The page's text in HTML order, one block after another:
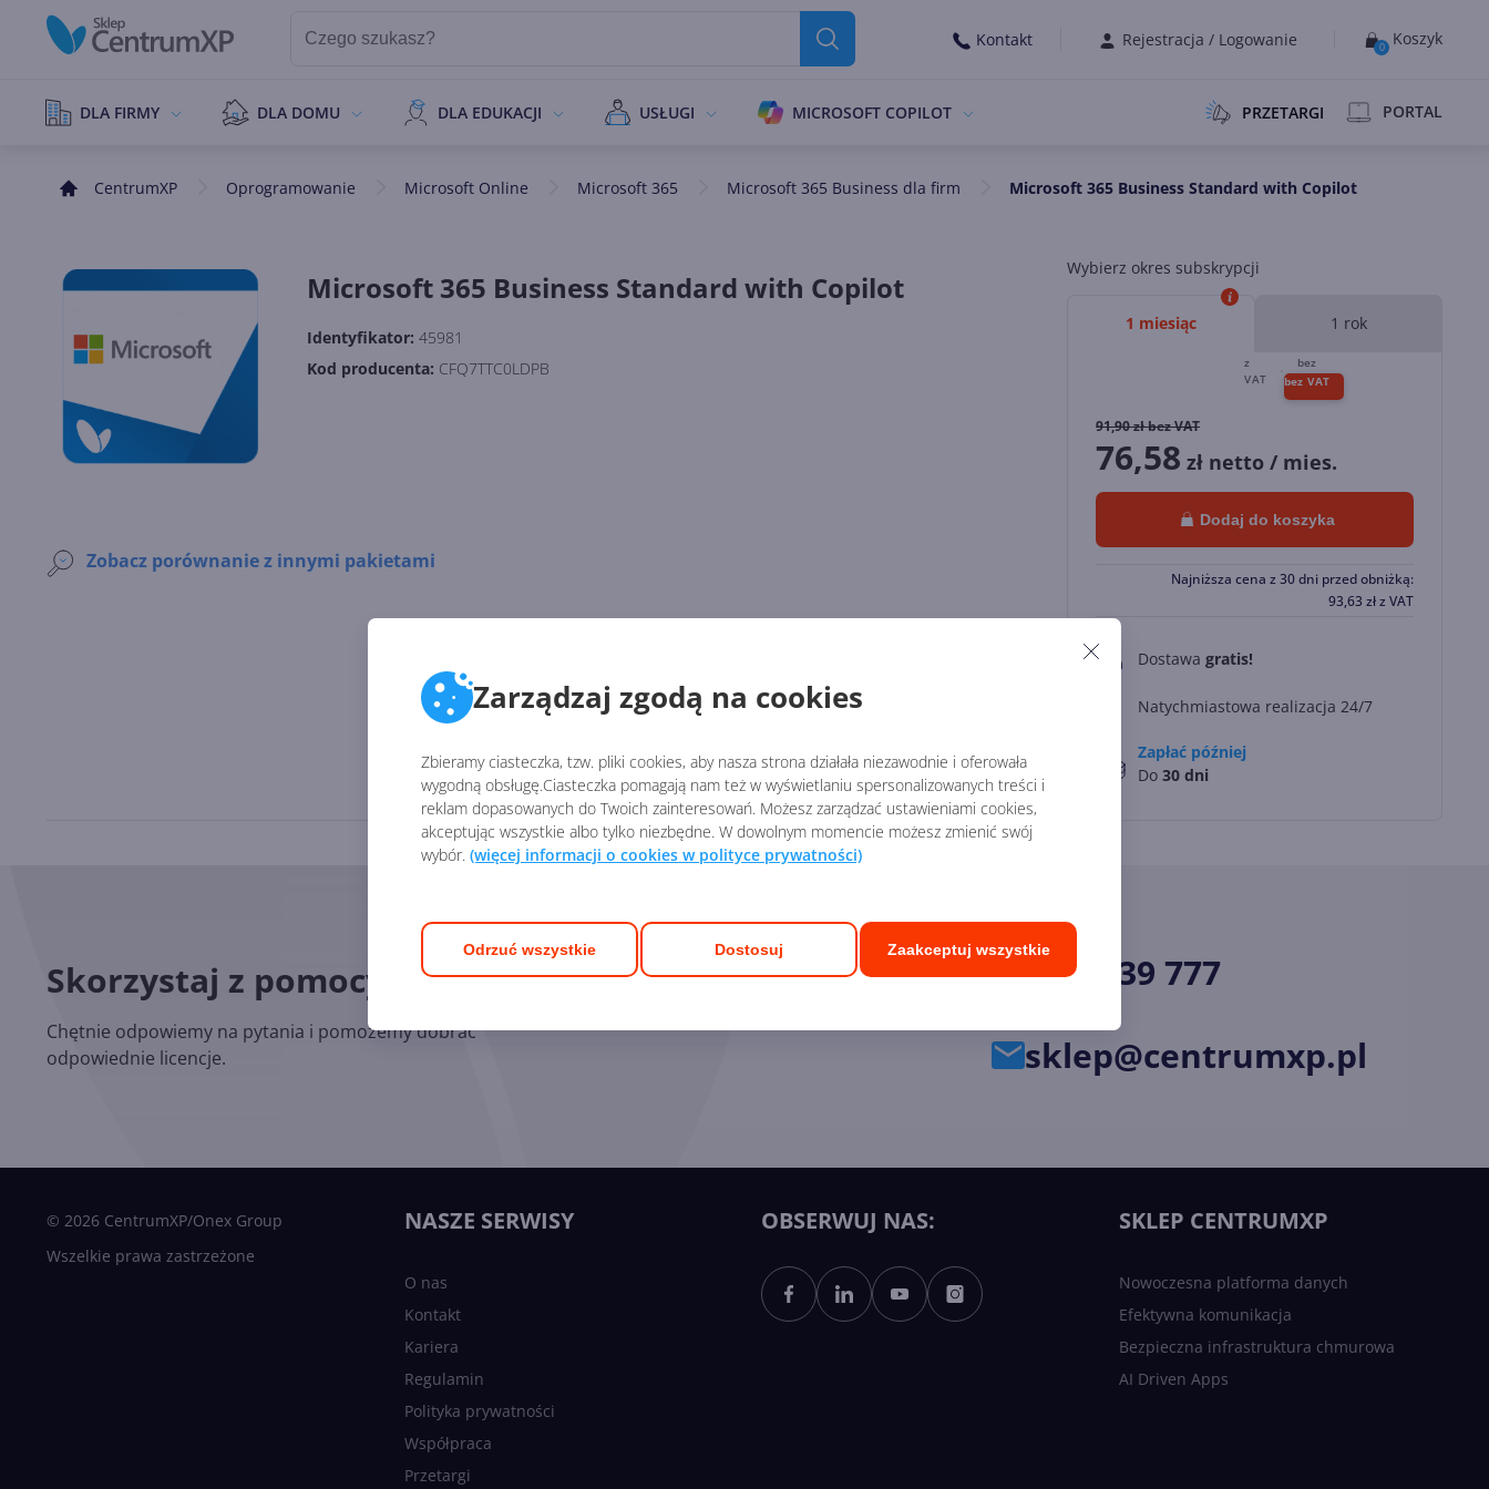
Zarządzaj zgodą na cookies
Zbieramy ciasteczka, tzw. pliki cookies, aby nasza strona działała niezawodnie i oferowała
wygodną obsługę.Ciasteczka pomagają nam też w wyświetlaniu spersonalizowanych treści i
reklam dopasowanych do Twoich zainteresowań. Możesz zarządzać ustawieniami cookies,
akceptując wszystkie albo tylko niezbędne. W dowolnym momencie możesz zmienić swój
wybór. (więcej informacji o cookies w polityce prywatności)
Odrzuć wszystkie Dostosuj Zaakceptuj wszystkie
Kontakt Rejestracja / Logowanie 0 Koszyk
DLA FIRMY DLA DOMU DLA EDUKACJI USŁUGI MICROSOFT COPILOT PRZETARGI PORTAL
CentrumXP Oprogramowanie Microsoft Online Microsoft 365 Microsoft 365 Business dla firm Microsoft 365 Business Standard with Copilot
Microsoft 365 Business Standard with Copilot
Wybierz okres subskrypcji
1 miesiąc 1 rok
91,90zł bez VAT
76,58 zł netto / mies.
Dodaj do koszyka
Najniższa cena z 30 dni przed obniżką:
93,63 złz VAT
Dostawa gratis!
Natychmiastowa realizacja 24/7
Zapłać później
Do 30 dni
Identyfikator: 45981
Kod producenta: CFQ7TTC0LDPB
Zobacz porównanie z innymi pakietami
Skorzystaj z pomocy naszych Ekspertów
Chętnie odpowiemy na pytania i pomożemy dobrać
odpowiednie licencje.
34 33 39 777
sklep@centrumxp.pl
© 2026 CentrumXP/Onex Group
Wszelkie prawa zastrzeżone
NASZE SERWISY
O nas
Kontakt
Kariera
Regulamin
Polityka prywatności
Współpraca
Przetargi
OBSERWUJ NAS: SKLEP CENTRUMXP
Nowoczesna platforma danych
Efektywna komunikacja
Bezpieczna infrastruktura chmurowa
AI Driven Apps